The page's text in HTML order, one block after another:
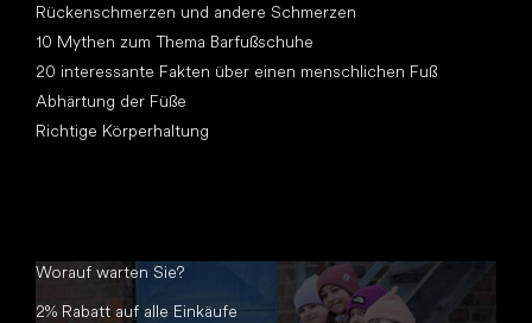
Rückenschmerzen und andere Schmerzen
10 Mythen zum Thema Barfußschuhe
20 interessante Fakten über einen menschlichen Fuß
Abhärtung der Füße
Richtige Körperhaltung
Worauf warten Sie?
2% Rabatt auf alle Einkäufe